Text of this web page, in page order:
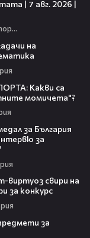
| 7 авг. 2026 |
Черешката на тортата
на
Какви са
момичета"?
за България
за
виртуоз свири на
за конкурс
за